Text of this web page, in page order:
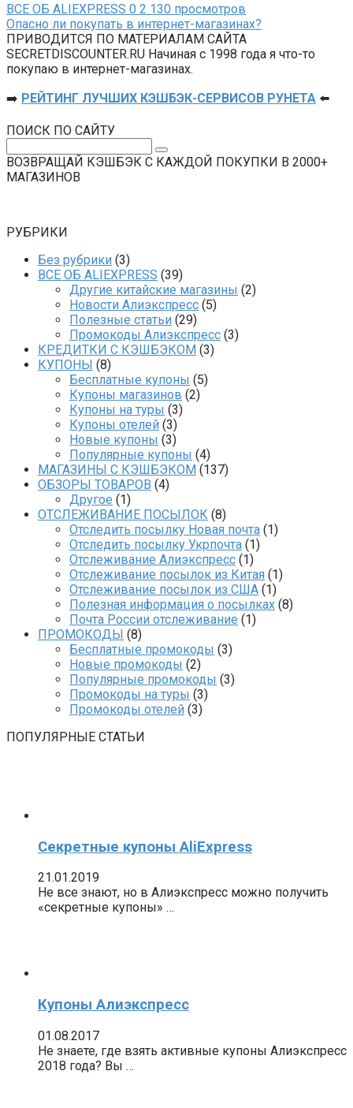
ВСЕ ОБ ALIEXPRESS 0 2 130 просмотров
Опасно ли покупать в интернет-магазинах?
ПРИВОДИТСЯ ПО МАТЕРИАЛАМ САЙТА
SECRETDISCOUNTER.RU Начиная с 1998 года я что-то
покупаю в интернет-магазинах.
➡️ РЕЙТИНГ ЛУЧШИХ КЭШБЭК-СЕРВИСОВ РУНЕТА ⬅️
ПОИСК ПО САЙТУ
ВОЗВРАЩАЙ КЭШБЭК С КАЖДОЙ ПОКУПКИ В 2000+
МАГАЗИНОВ
РУБРИКИ
Без рубрики (3)
ВСЕ ОБ ALIEXPRESS (39)
Другие китайские магазины (2)
Новости Алиэкспресс (5)
Полезные статьи (29)
Промокоды Алиэкспресс (3)
КРЕДИТКИ С КЭШБЭКОМ (3)
КУПОНЫ (8)
Бесплатные купоны (5)
Купоны магазинов (2)
Купоны на туры (3)
Купоны отелей (3)
Новые купоны (3)
Популярные купоны (4)
МАГАЗИНЫ С КЭШБЭКОМ (137)
ОБЗОРЫ ТОВАРОВ (4)
Другое (1)
ОТСЛЕЖИВАНИЕ ПОСЫЛОК (8)
Отследить посылку Новая почта (1)
Отследить посылку Укрпочта (1)
Отслеживание Алиэкспресс (1)
Отслеживание посылок из Китая (1)
Отслеживание посылок из США (1)
Полезная информация о посылках (8)
Почта России отслеживание (1)
ПРОМОКОДЫ (8)
Бесплатные промокоды (3)
Новые промокоды (2)
Популярные промокоды (3)
Промокоды на туры (3)
Промокоды отелей (3)
ПОПУЛЯРНЫЕ СТАТЬИ
Секретные купоны AliExpress
21.01.2019
Не все знают, но в Алиэкспресс можно получить
«секретные купоны» …
Купоны Алиэкспресс
01.08.2017
Не знаете, где взять активные купоны Алиэкспресс
2018 года? Вы …